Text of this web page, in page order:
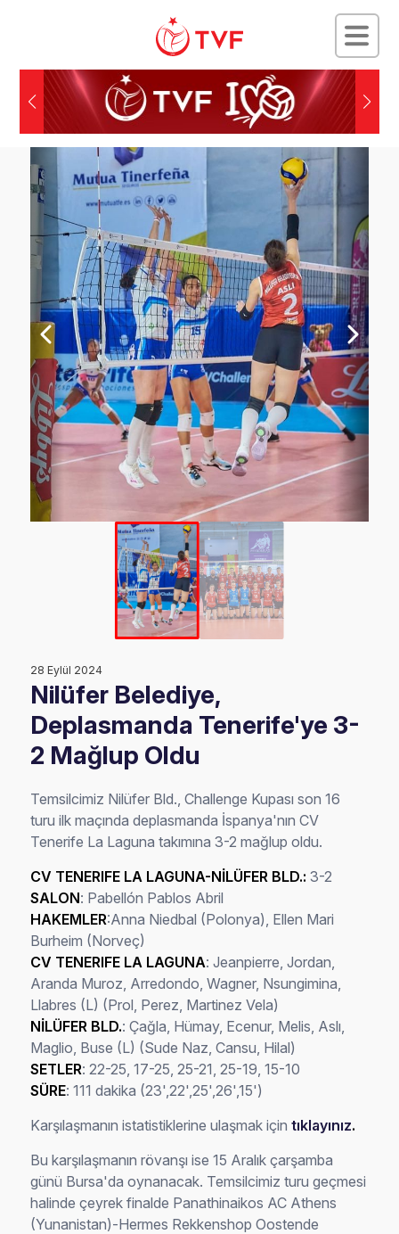
28 Eylül 2024
Nilüfer Belediye,
Deplasmanda Tenerife'ye 3-
2 Mağlup Oldu
Temsilcimiz Nilüfer Bld., Challenge Kupası son 16
turu ilk maçında deplasmanda İspanya'nın CV
Tenerife La Laguna takımına 3-2 mağlup oldu.
CV TENERIFE LA LAGUNA-NİLÜFER BLD.: 3-2
SALON: Pabellón Pablos Abril
HAKEMLER:Anna Niedbal (Polonya), Ellen Mari
Burheim (Norveç)
CV TENERIFE LA LAGUNA: Jeanpierre, Jordan,
Aranda Muroz, Arredondo, Wagner, Nsungimina,
Llabres (L) (Prol, Perez, Martinez Vela)
NİLÜFER BLD.: Çağla, Hümay, Ecenur, Melis, Aslı,
Maglio, Buse (L) (Sude Naz, Cansu, Hilal)
SETLER: 22-25, 17-25, 25-21, 25-19, 15-10
SÜRE: 111 dakika (23',22',25',26',15')
Karşılaşmanın istatistiklerine ulaşmak içintıklayınız.
Bu karşılaşmanın rövanşı ise 15 Aralık çarşamba
günü Bursa'da oynanacak. Temsilcimiz turu geçmesi
halinde çeyrek finalde Panathinaikos AC Athens
(Yunanistan)-Hermes Rekkenshop Oostende